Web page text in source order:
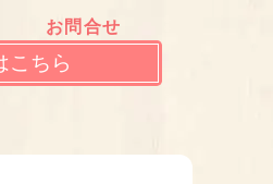
お問合せ
こちら